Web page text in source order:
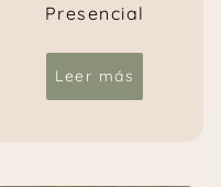
Presencial
Leer más